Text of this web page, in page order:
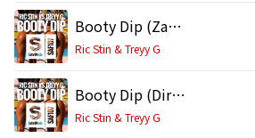
Booty Dip (Zane Zero Remix)
Ric Stin & Treyy G
Booty Dip (Dirty Palm Remix)
Ric Stin & Treyy G